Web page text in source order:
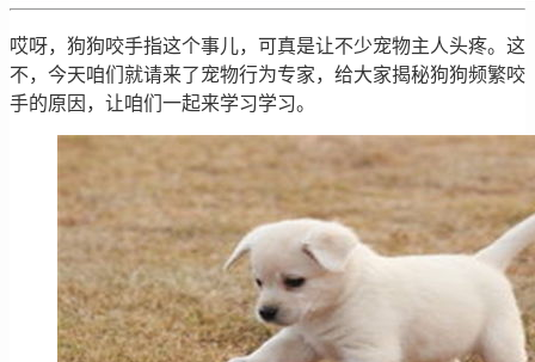
哎呀，狗狗咬手指这个事儿，可真是让不少宠物主人头疼。这
不，今天咱们就请来了宠物行为专家，给大家揭秘狗狗频繁咬
手的原因，让咱们一起来学习学习。